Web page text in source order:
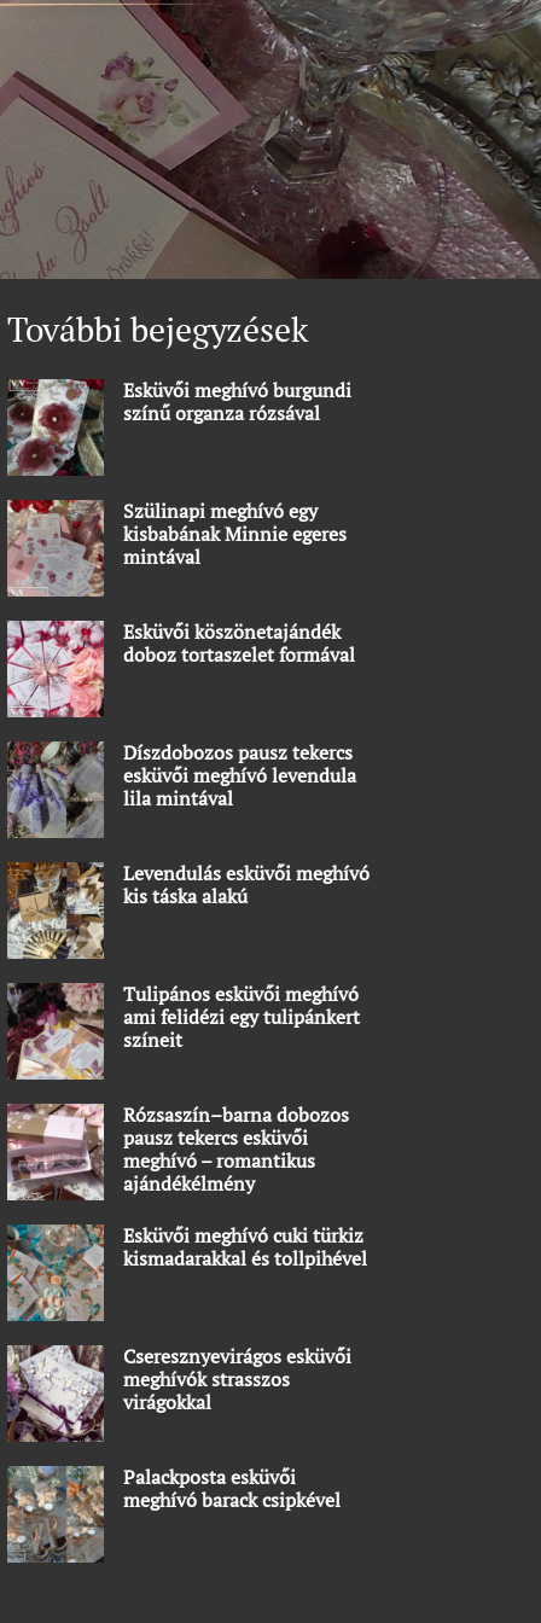
További bejegyzések
Esküvői meghívó burgundi
színű organza rózsával
Szülinapi meghívó egy
kisbabának Minnie egeres
mintával
Esküvői köszönetajándék
doboz tortaszelet formával
Díszdobozos pausz tekercs
esküvői meghívó levendula
lila mintával
Levendulás esküvői meghívó
kis táska alakú
Tulipános esküvői meghívó
ami felidézi egy tulipánkert
színeit
Rózsaszín–barna dobozos
pausz tekercs esküvői
meghívó – romantikus
ajándékélmény
Esküvői meghívó cuki türkiz
kismadarakkal és tollpihével
Cseresznyevirágos esküvői
meghívók strasszos
virágokkal
Palackposta esküvői
meghívó barack csipkével